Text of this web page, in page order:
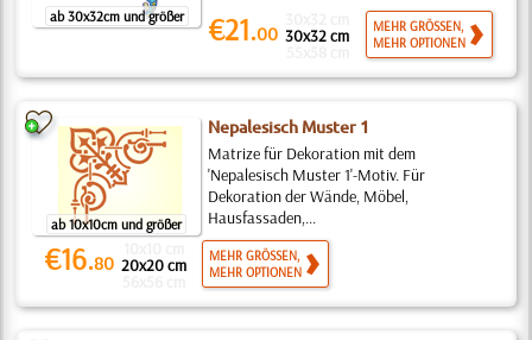
ab 30x32cm und größer €21.00 30x32 cm
MEHR GRÖSSEN,
MEHR OPTIONEN
ab 10x10cm und größer
Nepalesisch Muster 1
Matrize für Dekoration mit dem
'Nepalesisch Muster 1'-Motiv. Für
Dekoration der Wände, Möbel,
Hausfassaden,...
€16.80 20x20 cm
MEHR GRÖSSEN,
MEHR OPTIONEN